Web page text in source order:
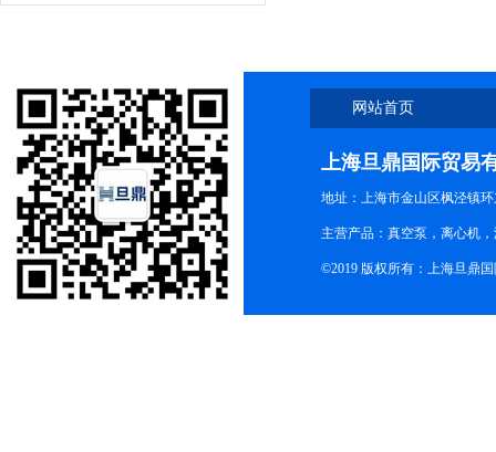
网站首页
上海旦鼎国际贸易
地址：上海市金山区枫泾镇
主营产品：真空泵，离心机
©2019 版权所有：上海旦鼎